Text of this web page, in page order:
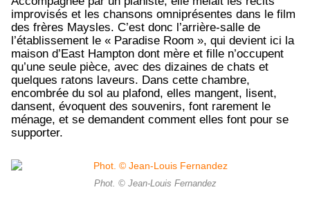
improvisés et les chansons omniprésentes dans le film
des frères Maysles. C’est donc l’arrière-salle de
l’établissement le « Paradise Room », qui devient ici la
maison d’East Hampton dont mère et fille n’occupent
qu’une seule pièce, avec des dizaines de chats et
quelques ratons laveurs. Dans cette chambre,
encombrée du sol au plafond, elles mangent, lisent,
dansent, évoquent des souvenirs, font rarement le
ménage, et se demandent comment elles font pour se
supporter.
Phot. © Jean-Louis Fernandez